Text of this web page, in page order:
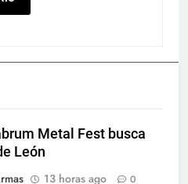
Metal Fest busca
León
13 horas ago 0